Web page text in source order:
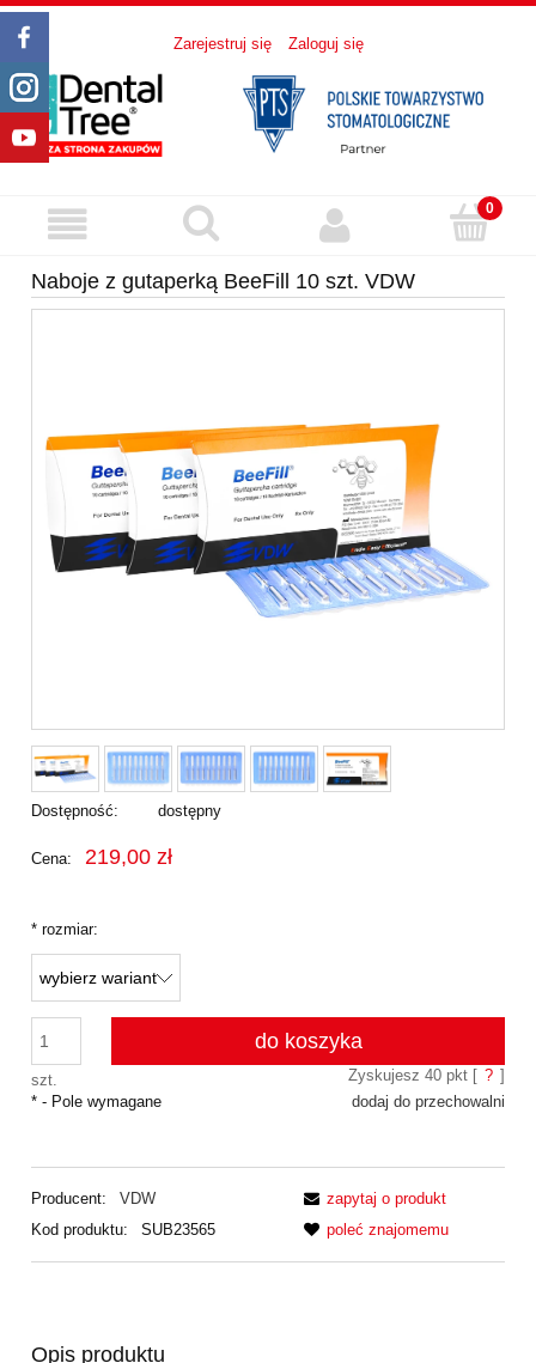
Zarejestruj się Zaloguj się
Naboje z gutaperką BeeFill 10 szt. VDW
Dostępność: dostępny
Cena: 219,00 zł
* rozmiar:
szt.
do koszyka
Zyskujesz 40pkt [ ? ]
dodaj do przechowalni
* - Pole wymagane
Producent:
VDW
Kod produktu:
SUB23565
zapytaj o produkt
poleć znajomemu
Opis produktu